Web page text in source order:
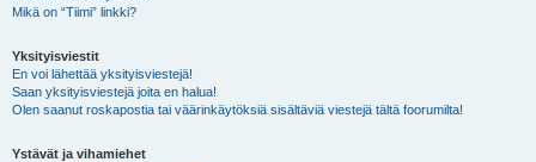
Mikä on “Tiimi” linkki?
Yksityisviestit
En voi lähettää yksityisviestejä!
Saan yksityisviestejä joita en halua!
Olen saanut roskapostia tai väärinkäytöksiä sisältäviä viestejä tältä foorumilta!
Ystävät ja vihamiehet